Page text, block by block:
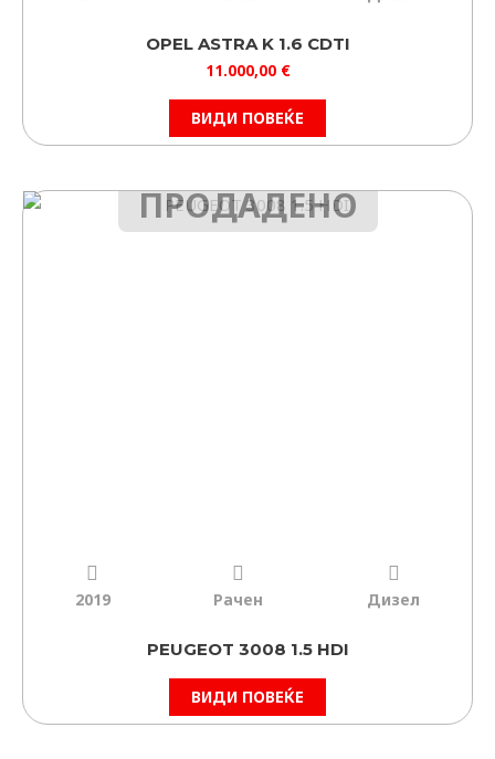
OPEL ASTRA K 1.6 CDTI
11.000,00 €
ВИДИ ПОВЕЌЕ
ПРОДАДЕНО
2019 Рачен Дизел
PEUGEOT 3008 1.5 HDI
ВИДИ ПОВЕЌЕ